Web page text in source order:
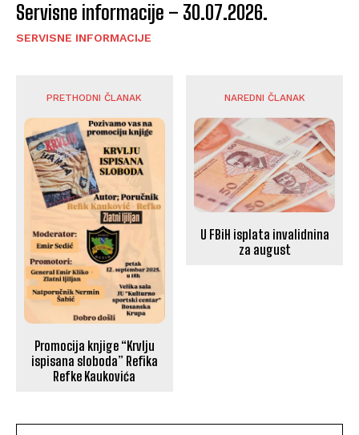
Servisne informacije – 30.07.2026.
SERVISNE INFORMACIJE
PRETHODNI ČLANAK
Promocija knjige “Krvlju
ispisana sloboda” Refika
Refke Kaukovića
NAREDNI ČLANAK
U FBiH isplata invalidnina
za august